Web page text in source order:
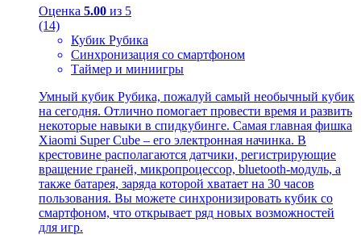
Оценка 5.00 из 5
(14)
Кубик Рубика
Синхронизация со смартфоном
Таймер и миниигры
Умный кубик Рубика, пожалуй самый необычный кубик
на сегодня. Отлично помогает провести время и развить
некоторые навыки в спидкубинге. Самая главная фишка
Xiaomi Super Cube – его электронная начинка. В
крестовине располагаются датчики, регистрирующие
вращение граней, микропроцессор, bluetooth-модуль, а
также батарея, заряда которой хватает на 30 часов
пользования. Вы можете синхронизировать кубик со
смартфоном, что открывает ряд новых возможностей
для игр.